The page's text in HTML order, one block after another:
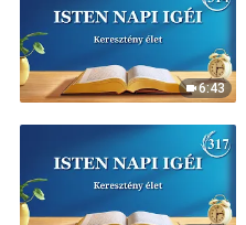
6:43